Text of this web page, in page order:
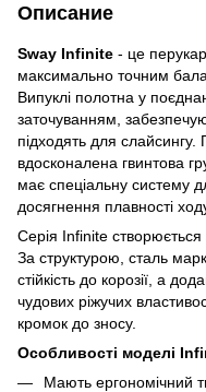
Описание
Sway Infinite - це
максимально точним
Випуклі полотна у
заточуванням,
підходять для
вдосконалена гвинтова
має спеціальну систему
досягнення плавності
Серія Infinite створюється
За структурою, сталь
стійкість до корозії, а
чудових ріжучих
кромок до зносу.
Особливості моделі
Мають ергономічний